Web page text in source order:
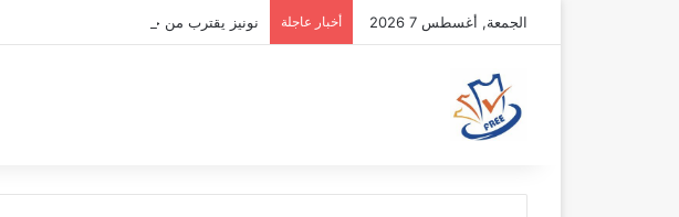
الجمعة, أغسطس 7 2026 أخبار عاجلة نونيز يقترب من خطوة جديدة بموافقة الهلال